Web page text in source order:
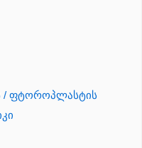
/ ფტოროპლასტის